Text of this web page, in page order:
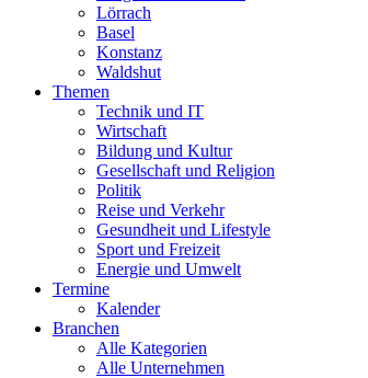
Lörrach
Basel
Konstanz
Waldshut
Themen
Technik und IT
Wirtschaft
Bildung und Kultur
Gesellschaft und Religion
Politik
Reise und Verkehr
Gesundheit und Lifestyle
Sport und Freizeit
Energie und Umwelt
Termine
Kalender
Branchen
Alle Kategorien
Alle Unternehmen